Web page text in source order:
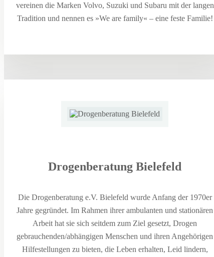
vereinen die Marken Volvo, Suzuki und Subaru mit der langen
Tradition und nennen es »We are family« – eine feste Familie!
Drogenberatung Bielefeld
Die Drogenberatung e.V. Bielefeld wurde Anfang der 1970er
Jahre gegründet. Im Rahmen ihrer ambulanten und stationären
Arbeit hat sie sich seitdem zum Ziel gesetzt, Drogen
gebrauchenden/abhängigen Menschen und ihren Angehörigen
Hilfestellungen zu bieten, die Leben erhalten, Leid lindern,